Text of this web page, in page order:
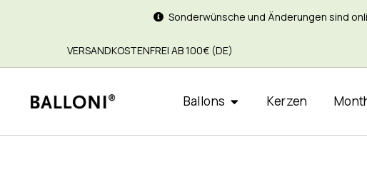
Sonderwünsche und Änderungen sind
VERSANDKOSTENFREI AB 100€ (DE)
Ballons Kerzen